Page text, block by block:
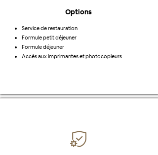
Options
Service de restauration
Formule petit déjeuner
Formule déjeuner
Accès aux imprimantes et photocopieurs